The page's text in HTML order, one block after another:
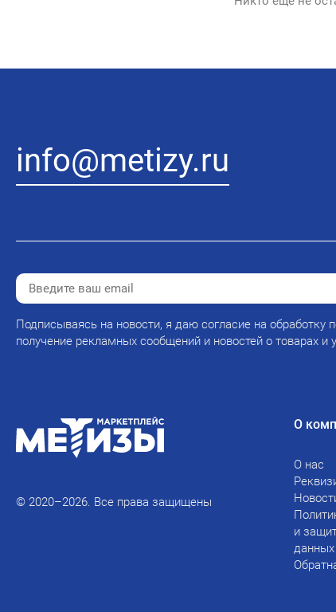
info@metizy.ru
Подписываясь на новости, я даю согласие на обработку
получение рекламных сообщений и новостей о товарах и
© 2020–2026. Все права защищены
О
О нас
и
данных